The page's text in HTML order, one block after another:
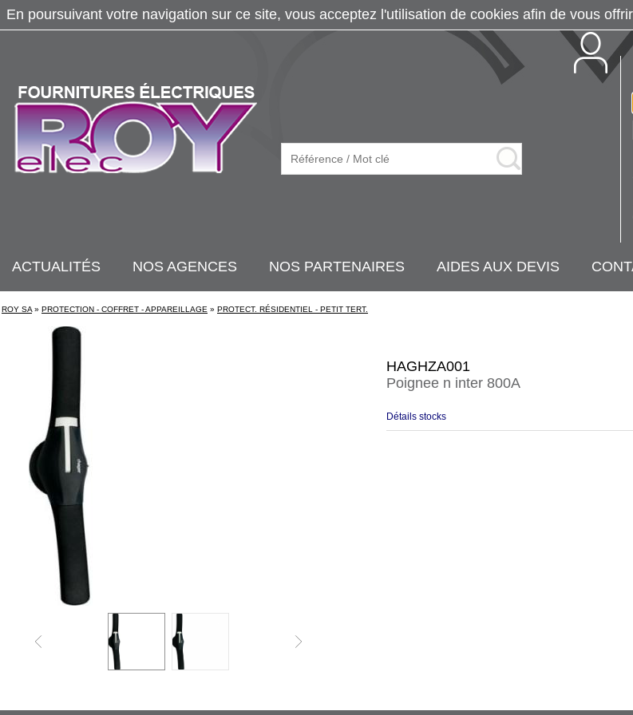
ACTUALITÉS NOS AGENCES NOS PARTENAIRES AIDES AUX DEVIS
ROY SA » PROTECTION - COFFRET - APPAREILLAGE » PROTECT. RÉSIDENTIEL - PETIT TERT.
HAGHZA001
Poignee n inter 800A
Détails stocks
En poursuivant votre navigation sur ce site, vous acceptez l'utilisation de cookies afin de vous